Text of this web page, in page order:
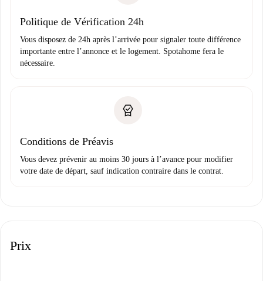
Politique de Vérification 24h
Vous disposez de 24h après l’arrivée pour signaler toute différence
importante entre l’annonce et le logement. Spotahome fera le
nécessaire.
Conditions de Préavis
Vous devez prévenir au moins 30 jours à l’avance pour modifier
votre date de départ, sauf indication contraire dans le contrat.
Prix